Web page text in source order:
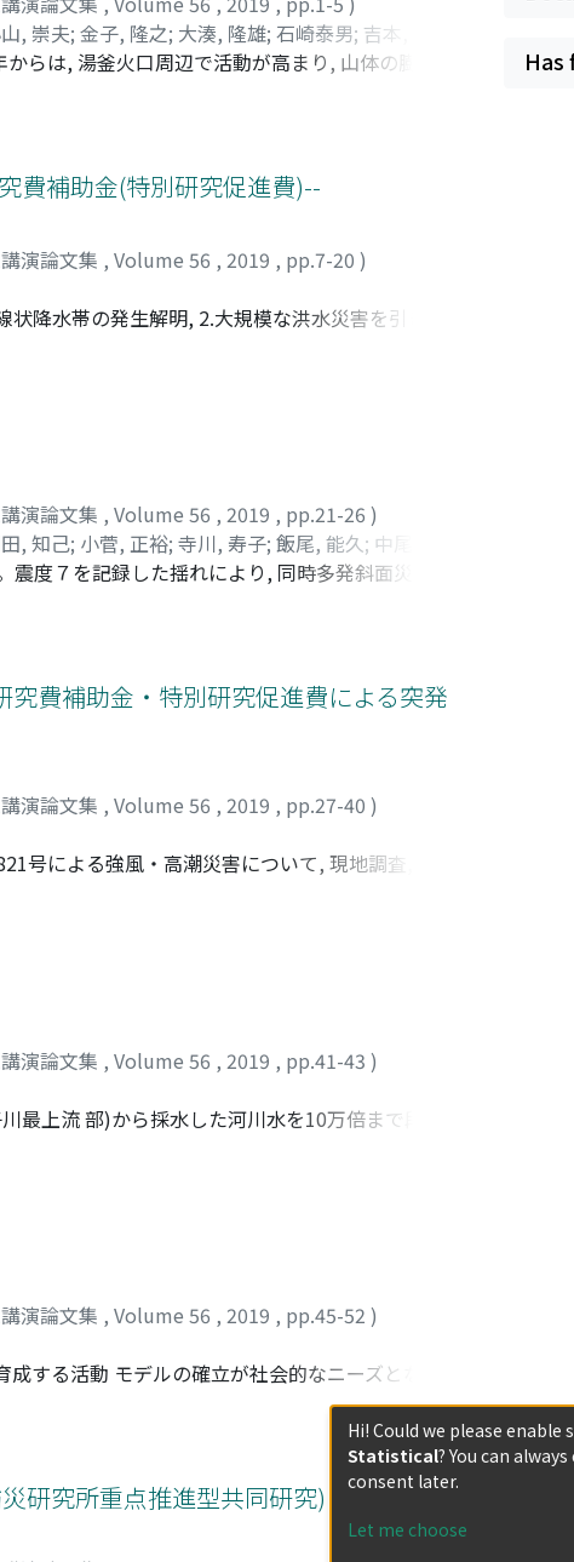
, 崇夫; 金子, 隆之; 大湊, 隆雄; 石崎泰男; 吉本, 充宏
;山口, 悟;伊藤, 陽一;常松, 佳恵;70240819;
らは, 湯釜火口周辺で活動が高まり, 山体の膨張を
た。一方で, 1500年間活動のなかった本白根山鏡
費研究が実施された。噴火に先立って前兆的な現
マ噴火への移行の可能性もありモニタリング研
い。一方, 草津白根山湯釜火口付近は, 2018年4月,
ている。
費補助金(特別研究促進費)--
演論文集 , Volume 56 , 2019 , pp.7-20 )
降水帯の発生解明, 2.大規模な洪水災害を引き起こ
情報の住民への伝達と避難の実態解明, 6.都市開発
演論文集 , Volume 56 , 2019 , pp.21-26 )
, 知己; 小菅, 正裕; 寺川, 寿子; 飯尾, 能久; 中尾, 茂
, 太一郎;白井, 和貴;西村, 裕一;石川, 達也;高瀬, 裕
度７を記録した揺れにより, 同時多発斜面災害と,
深さは約37kmで, 大すべり域はそれより浅い20-
液状化地帯では, 極めて軟弱な谷埋盛土層が確認
ことに関係している可能性がある。ブラックアウ
費補助金・特別研究促進費による突発
演論文集 , Volume 56 , 2019 , pp.27-40 )
号による強風・高潮災害について, 現地調査, アン
豪雨, 突風や落雷等に関する観測・解析データ。
た。これにより, 被害発生に関連する気象学的要
害対応状況等を明らかにし, 被害低減策, 災害対
災害調査研究報告書をまとめたものである。
演論文集 , Volume 56 , 2019 , pp.41-43 )
上流 部)から採水した河川水を10万倍まで段階的
を実施し, 検討した。ポット試験では, 根長, 地上部
区2と100倍-10万倍希釈(試験区3〜6)及び対照区
演論文集 , Volume 56 , 2019 , pp.45-52 )
する活動 モデルの確立が社会的なニーズとなって
代を担う人材の育成に取り組んでいる地域コミュニ
研究所重点推進型共同研究) 講演論文集
Has
Hi! Could we please
Statistical? You can
consent later.
Let me choose